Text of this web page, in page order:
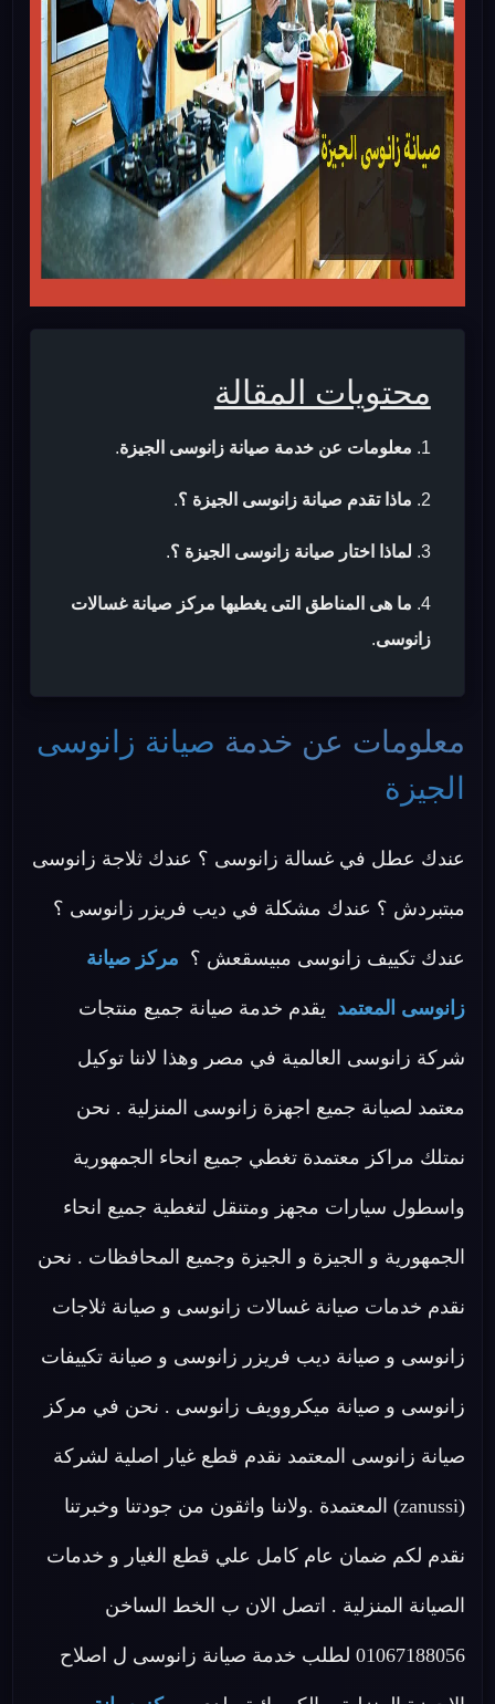
محتويات المقالة
معلومات عن خدمة صيانة زانوسى الجيزة.
ماذا تقدم صيانة زانوسى الجيزة ؟.
لماذا اختار صيانة زانوسى الجيزة ؟.
ما هى المناطق التى يغطيها مركز صيانة غسالات
زانوسى.
معلومات عن خدمة صيانة زانوسى
الجيزة
عندك عطل في غسالة زانوسى ؟ عندك ثلاجة زانوسى
مبتبردش ؟ عندك مشكلة في ديب فريزر زانوسى ؟
عندك تكييف زانوسى مبيسقعش ؟ مركز صيانة
زانوسى المعتمد يقدم خدمة صيانة جميع منتجات
شركة زانوسى العالمية في مصر وهذا لاننا توكيل
معتمد لصيانة جميع اجهزة زانوسى المنزلية . نحن
نمتلك مراكز معتمدة تغطي جميع انحاء الجمهورية
واسطول سيارات مجهز ومتنقل لتغطية جميع انحاء
الجمهورية و الجيزة و الجيزة وجميع المحافظات . نحن
نقدم خدمات صيانة غسالات زانوسى و صيانة ثلاجات
زانوسى و صيانة ديب فريزر زانوسى و صيانة تكييفات
زانوسى و صيانة ميكروويف زانوسى . نحن في مركز
صيانة زانوسى المعتمد نقدم قطع غيار اصلية لشركة
(zanussi) المعتمدة .ولاننا واثقون من جودتنا وخبرتنا
نقدم لكم ضمان عام كامل علي قطع الغيار و خدمات
الصيانة المنزلية . اتصل الان ب الخط الساخن
01067188056 لطلب خدمة صيانة زانوسى ل اصلاح